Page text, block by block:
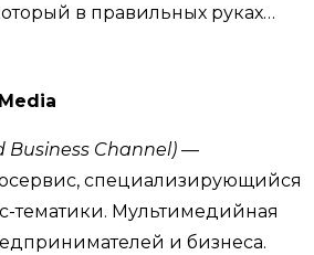
в правильных руках…
Business Channel) —
специализирующийся
тематики. Мультимедийная
и бизнеса.